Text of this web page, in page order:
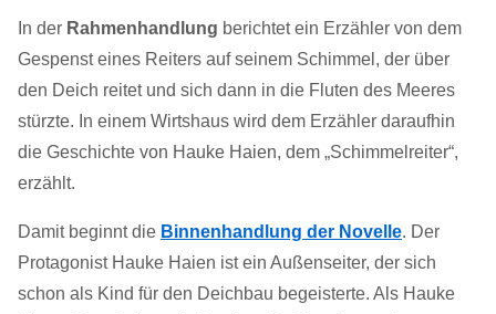
In der Rahmenhandlung berichtet ein Erzähler von dem
Gespenst eines Reiters auf seinem Schimmel, der über
den Deich reitet und sich dann in die Fluten des Meeres
stürzte. In einem Wirtshaus wird dem Erzähler daraufhin
die Geschichte von Hauke Haien, dem „Schimmelreiter“,
erzählt.
Damit beginnt die Binnenhandlung der Novelle. Der
Protagonist Hauke Haien ist ein Außenseiter, der sich
schon als Kind für den Deichbau begeisterte. Als Hauke